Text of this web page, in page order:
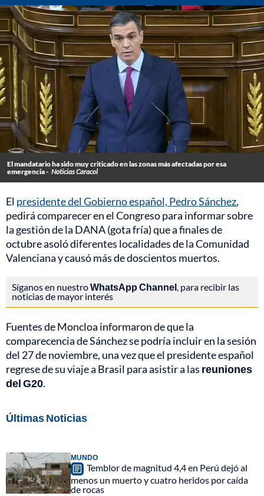
El mandatario ha sido muy criticado en las zonas más afectadas por esa
emergencia - Noticias Caracol
El presidente del Gobierno español, Pedro Sánchez,
pedirá comparecer en el Congreso para informar sobre
la gestión de la DANA (gota fría) que a finales de
octubre asoló diferentes localidades de la Comunidad
Valenciana y causó más de doscientos muertos.
Síganos en nuestroWhatsApp Channel, para recibir las
noticias de mayor interés
Fuentes de Moncloa informaron de que la
comparecencia de Sánchez se podría incluir en la sesión
del 27 de noviembre, una vez que el presidente español
regrese de su viaje a Brasil para asistir a las reuniones
del G20.
Últimas Noticias
MUNDO
Temblor de magnitud 4,4 en Perú dejó al
menos un muerto y cuatro heridos por caída
de rocas